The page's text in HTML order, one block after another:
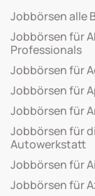
Jobbörsen alle
Jobbörsen für
Professionals
Jobbörsen für
Jobbörsen für
Jobbörsen für
Jobbörsen für
Autowerkstatt
Jobbörsen für
Jobbörsen für